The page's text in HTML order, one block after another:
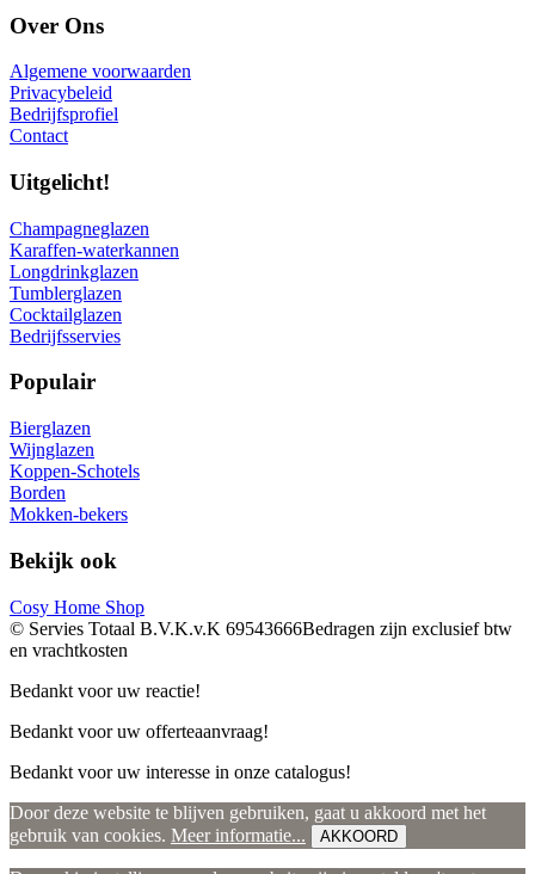
Over Ons
Algemene voorwaarden
Privacybeleid
Bedrijfsprofiel
Contact
Uitgelicht!
Champagneglazen
Karaffen-waterkannen
Longdrinkglazen
Tumblerglazen
Cocktailglazen
Bedrijfsservies
Populair
Bierglazen
Wijnglazen
Koppen-Schotels
Borden
Mokken-bekers
Bekijk ook
Cosy Home Shop
© Servies Totaal B.V.K.v.K 69543666Bedragen zijn exclusief btw
en vrachtkosten
Bedankt voor uw reactie!
Bedankt voor uw offerteaanvraag!
Bedankt voor uw interesse in onze catalogus!
Door deze website te blijven gebruiken, gaat u akkoord met het
gebruik van cookies. Meer informatie... AKKOORD